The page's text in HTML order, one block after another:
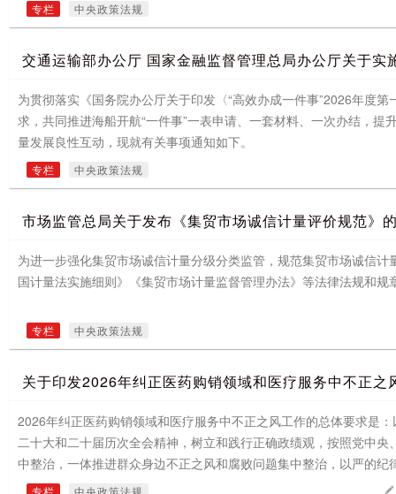
专栏 中央政策法规
交通运输部办公厅 国家金融监督管理总局办公厅关于实
为贯彻落实《国务院办公厅关于印发〈“高效办成一件事”2026年度
求，共同推进海船开航“一件事”一表申请、一套材料、一次办结，
量发展良性互动，现就有关事项通知如下。
专栏 中央政策法规
市场监管总局关于发布《集贸市场诚信计量评价规范》
为进一步强化集贸市场诚信计量分级分类监管，规范集贸市场诚信
国计量法实施细则》《集贸市场计量监督管理办法》等法律法规和规
专栏 中央政策法规
关于印发2026年纠正医药购销领域和医疗服务中不正之
2026年纠正医药购销领域和医疗服务中不正之风工作的总体要求是
二十大和二十届历次全会精神，树立和践行正确政绩观，按照党中
中整治，一体推进群众身边不正之风和腐败问题集中整治，以严的
范行业秩序，防范重大风险，切实维护人民群众健康权益，为实现“
专栏 中央政策法规